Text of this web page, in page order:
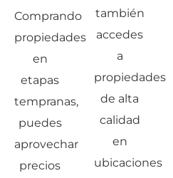
Comprando
propiedades
en
etapas
tempranas,
puedes
aprovechar
precios
también
accedes
a
propiedades
de alta
calidad
en
ubicaciones